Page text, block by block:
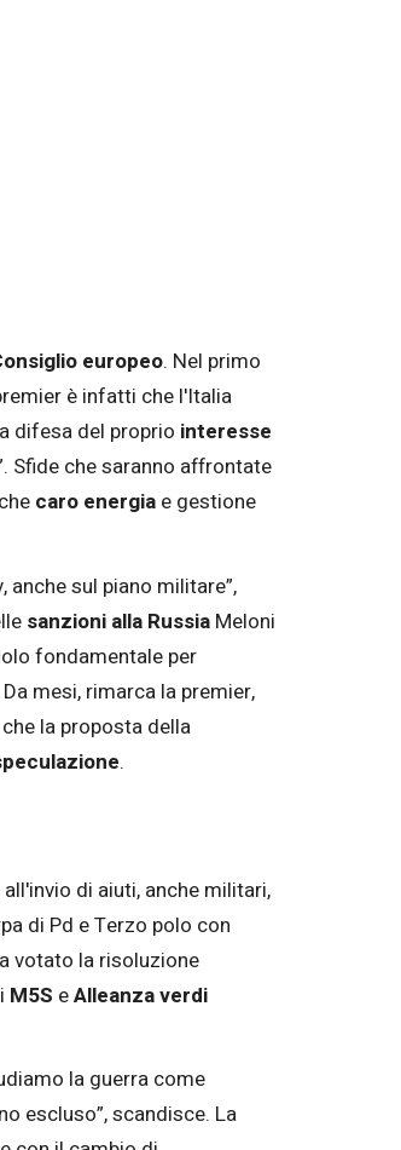
europeo. Nel primo
è infatti che l'Italia
difesa del proprio interesse
Sfide che saranno affrontate
caro energia e gestione
anche sul piano militare”,
sanzioni alla Russia Meloni
fondamentale per
Da mesi, rimarca la premier,
la proposta della
.
di aiuti, anche militari,
di Pd e Terzo polo con
votato la risoluzione
M5S eAlleanza verdi
la guerra come
escluso”, scandisce. La